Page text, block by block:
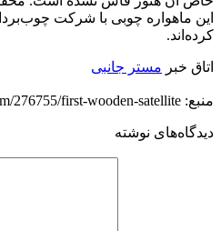
کرده‌اند.
اتاق خبر مستر جانبی
منبع: https://techfars.com/276755/first-wooden-satellite/
دیدگاه‌های نوشته